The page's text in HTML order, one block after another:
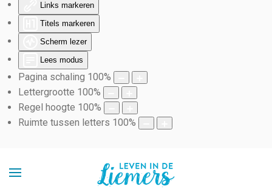
Links markeren
Titels markeren
Scherm lezer
Lees modus
Pagina schaling 100%
Lettergrootte 100%
Regel hoogte 100%
Ruimte tussen letters 100%